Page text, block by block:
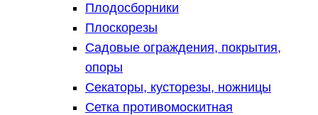
Плодосборники
Плоскорезы
Садовые ограждения, покрытия,
опоры
Секаторы, кусторезы, ножницы
Сетка противомоскитная